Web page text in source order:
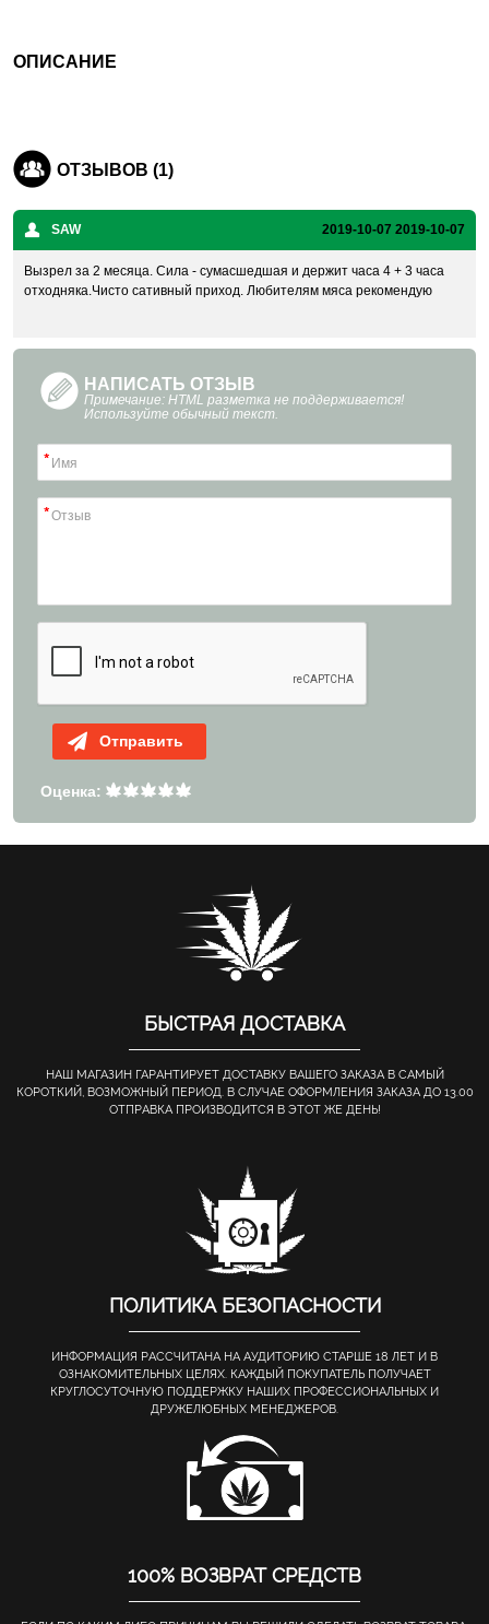
ОПИСАНИЕ
ОТЗЫВОВ (1)
SAW 2019-10-07 2019-10-07
Вызрел за 2 месяца. Сила - сумасшедшая и держит часа 4 + 3 часа
отходняка.Чисто сативный приход. Любителям мяса рекомендую
НАПИСАТЬ ОТЗЫВ
Примечание: HTML разметка не поддерживается!
Используйте обычный текст.
Отправить
Оценка:
БЫСТРАЯ ДОСТАВКА
НАШ МАГАЗИН ГАРАНТИРУЕТ ДОСТАВКУ ВАШЕГО ЗАКАЗА В САМЫЙ
КОРОТКИЙ, ВОЗМОЖНЫЙ ПЕРИОД. В СЛУЧАЕ ОФОРМЛЕНИЯ ЗАКАЗА ДО 13.00
ОТПРАВКА ПРОИЗВОДИТСЯ В ЭТОТ ЖЕ ДЕНЬ!
ПОЛИТИКА БЕЗОПАСНОСТИ
ИНФОРМАЦИЯ РАССЧИТАНА НА АУДИТОРИЮ СТАРШЕ 18 ЛЕТ И В
ОЗНАКОМИТЕЛЬНЫХ ЦЕЛЯХ. КАЖДЫЙ ПОКУПАТЕЛЬ ПОЛУЧАЕТ
КРУГЛОСУТОЧНУЮ ПОДДЕРЖКУ НАШИХ ПРОФЕССИОНАЛЬНЫХ И
ДРУЖЕЛЮБНЫХ МЕНЕДЖЕРОВ.
100% ВОЗВРАТ СРЕДСТВ